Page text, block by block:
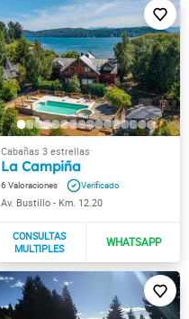
La Campiña
6
Av. Bustillo - Km. 12.20